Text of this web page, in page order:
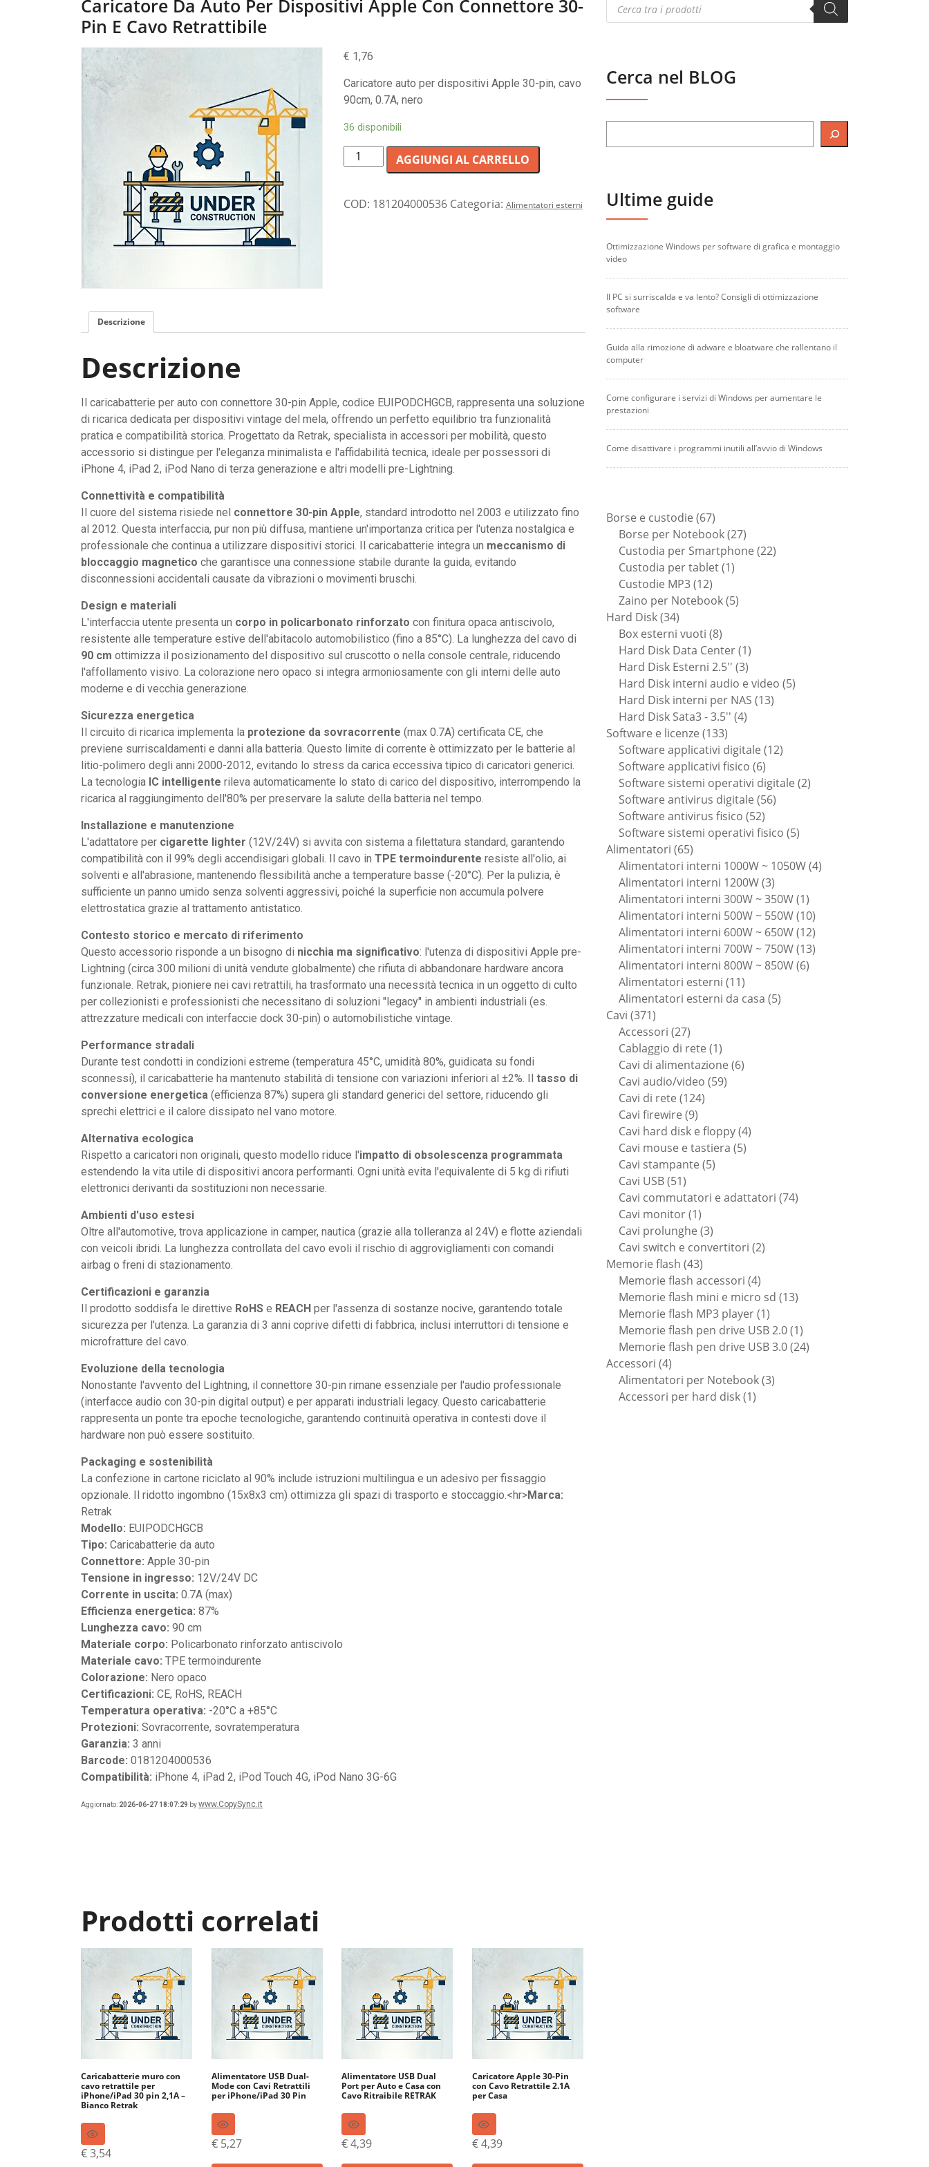
Caricatore Da Auto Per Dispositivi Apple Con Connettore 30-
Pin E Cavo Retrattibile
€ 1,76
Caricatore auto per dispositivi Apple 30-pin, cavo
90cm, 0.7A, nero
36 disponibili
Caricatore
da
per
cavo
AGGIUNGI AL CARRELLO
COD: 181204000536 Categoria: Alimentatori esterni
Descrizione
Descrizione
Il caricabatterie per auto con connettore 30-pin Apple, codice EUIPODCHGCB, rappresenta una soluzione
di ricarica dedicata per dispositivi vintage del mela, offrendo un perfetto equilibrio tra funzionalità
pratica e compatibilità storica. Progettato da Retrak, specialista in accessori per mobilità, questo
accessorio si distingue per l'eleganza minimalista e l'affidabilità tecnica, ideale per possessori di
iPhone 4, iPad 2, iPod Nano di terza generazione e altri modelli pre-Lightning.
Connettività e compatibilità
Il cuore del sistema risiede nel connettore 30-pin Apple, standard introdotto nel 2003 e utilizzato fino
al 2012. Questa interfaccia, pur non più diffusa, mantiene un'importanza critica per l'utenza nostalgica e
professionale che continua a utilizzare dispositivi storici. Il caricabatterie integra un meccanismo di
bloccaggio magnetico che garantisce una connessione stabile durante la guida, evitando
disconnessioni accidentali causate da vibrazioni o movimenti bruschi.
Design e materiali
L'interfaccia utente presenta un corpo in policarbonato rinforzato con finitura opaca antiscivolo,
resistente alle temperature estive dell'abitacolo automobilistico (fino a 85°C). La lunghezza del cavo di
90 cm ottimizza il posizionamento del dispositivo sul cruscotto o nella console centrale, riducendo
l'affollamento visivo. La colorazione nero opaco si integra armoniosamente con gli interni delle auto
moderne e di vecchia generazione.
Sicurezza energetica
Il circuito di ricarica implementa la protezione da sovracorrente (max 0.7A) certificata CE, che
previene surriscaldamenti e danni alla batteria. Questo limite di corrente è ottimizzato per le batterie al
litio-polimero degli anni 2000-2012, evitando lo stress da carica eccessiva tipico di caricatori generici.
La tecnologia IC intelligente rileva automaticamente lo stato di carico del dispositivo, interrompendo la
ricarica al raggiungimento dell'80% per preservare la salute della batteria nel tempo.
Installazione e manutenzione
L'adattatore per cigarette lighter (12V/24V) si avvita con sistema a filettatura standard, garantendo
compatibilità con il 99% degli accendisigari globali. Il cavo in TPE termoindurente resiste all'olio, ai
solventi e all'abrasione, mantenendo flessibilità anche a temperature basse (-20°C). Per la pulizia, è
sufficiente un panno umido senza solventi aggressivi, poiché la superficie non accumula polvere
elettrostatica grazie al trattamento antistatico.
Contesto storico e mercato di riferimento
Questo accessorio risponde a un bisogno di nicchia ma significativo: l'utenza di dispositivi Apple pre-
Lightning (circa 300 milioni di unità vendute globalmente) che rifiuta di abbandonare hardware ancora
funzionale. Retrak, pioniere nei cavi retrattili, ha trasformato una necessità tecnica in un oggetto di culto
per collezionisti e professionisti che necessitano di soluzioni "legacy" in ambienti industriali (es.
attrezzature medicali con interfaccie dock 30-pin) o automobilistiche vintage.
Performance stradali
Durante test condotti in condizioni estreme (temperatura 45°C, umidità 80%, guidicata su fondi
sconnessi), il caricabatterie ha mantenuto stabilità di tensione con variazioni inferiori al ±2%. Il tasso di
conversione energetica (efficienza 87%) supera gli standard generici del settore, riducendo gli
sprechi elettrici e il calore dissipato nel vano motore.
Alternativa ecologica
Rispetto a caricatori non originali, questo modello riduce l'impatto di obsolescenza programmata
estendendo la vita utile di dispositivi ancora performanti. Ogni unità evita l'equivalente di 5 kg di rifiuti
elettronici derivanti da sostituzioni non necessarie.
Ambienti d'uso estesi
Oltre all'automotive, trova applicazione in camper, nautica (grazie alla tolleranza al 24V) e flotte aziendali
con veicoli ibridi. La lunghezza controllata del cavo evoli il rischio di aggrovigliamenti con comandi
airbag o freni di stazionamento.
Certificazioni e garanzia
Il prodotto soddisfa le direttive RoHS e REACH per l'assenza di sostanze nocive, garantendo totale
sicurezza per l'utenza. La garanzia di 3 anni coprive difetti di fabbrica, inclusi interruttori di tensione e
microfratture del cavo.
Evoluzione della tecnologia
Nonostante l'avvento del Lightning, il connettore 30-pin rimane essenziale per l'audio professionale
(interfacce audio con 30-pin digital output) e per apparati industriali legacy. Questo caricabatterie
rappresenta un ponte tra epoche tecnologiche, garantendo continuità operativa in contesti dove il
hardware non può essere sostituito.
Packaging e sostenibilità
La confezione in cartone riciclato al 90% include istruzioni multilingua e un adesivo per fissaggio
opzionale. Il ridotto ingombno (15x8x3 cm) ottimizza gli spazi di trasporto e stoccaggio.<hr>Marca:
Retrak
Modello: EUIPODCHGCB
Tipo: Caricabatterie da auto
Connettore: Apple 30-pin
Tensione in ingresso: 12V/24V DC
Corrente in uscita: 0.7A (max)
Efficienza energetica: 87%
Lunghezza cavo: 90 cm
Materiale corpo: Policarbonato rinforzato antiscivolo
Materiale cavo: TPE termoindurente
Colorazione: Nero opaco
Certificazioni: CE, RoHS, REACH
Temperatura operativa: -20°C a +85°C
Protezioni: Sovracorrente, sovratemperatura
Garanzia: 3 anni
Barcode: 0181204000536
Compatibilità: iPhone 4, iPad 2, iPod Touch 4G, iPod Nano 3G-6G
Aggiornato: 2026-06-27 18:07:29 bywww.CopySync.it
Prodotti correlati
Caricabatterie muro con
cavo retrattile per
iPhone/iPad 30 pin 2,1A –
Bianco Retrak
€3,54
Alimentatore USB Dual-
Mode con Cavi Retrattili
per iPhone/iPad 30 Pin
€5,27
Alimentatore USB Dual
Port per Auto e Casa con
Cavo Ritraibile RETRAK
€4,39
Caricatore Apple 30-Pin
con Cavo Retrattile 2.1A
per Casa
€4,39
search
Cerca nel BLOG
Ultime guide
Ottimizzazione Windows per software di grafica e montaggio
video
Il PC si surriscalda e va lento? Consigli di ottimizzazione
software
Guida alla rimozione di adware e bloatware che rallentano il
computer
Come configurare i servizi di Windows per aumentare le
prestazioni
Come disattivare i programmi inutili all’avvio di Windows
Borse e custodie 6767
prodotti
Borse per Notebook 2727
prodotti
Custodia per Smartphone 2222
Custodia per tablet 11
Custodie MP3 1212
prodotti
Zaino per Notebook 55
Hard Disk 3434
prodotti
Box esterni vuoti 88
prodotti
Hard Disk Data Center 11
prodotto
Hard Disk Esterni 2.5'' 33
prodotti
Hard Disk interni audio e video 55
Hard Disk interni per NAS 1313
Hard Disk Sata3 - 3.5'' 44
Software e licenze 133133
prodotti
Software applicativi digitale 1212
Software applicativi fisico 66
prodotti
Software sistemi operativi digitale 22
Software antivirus digitale 5656
Software antivirus fisico 5252
prodotti
Software sistemi operativi fisico 55
Alimentatori 6565
prodotti
Alimentatori interni 1000W ~ 1050W 44
Alimentatori interni 1200W 33
prodotti
Alimentatori interni 300W ~ 350W 11
prodotto
Alimentatori interni 500W ~ 550W 1010
prodotti
Alimentatori interni 600W ~ 650W 1212
prodotti
Alimentatori interni 700W ~ 750W 1313
Alimentatori interni 800W ~ 850W 66
Alimentatori esterni 1111
prodotti
Alimentatori esterni da casa 55
Cavi 371371
prodotti
Accessori 2727
prodotti
Cablaggio di rete 11
prodotto
Cavi di alimentazione 66
Cavi audio/video 5959
Cavi di rete 124124
Cavi firewire 99
prodotti
Cavi hard disk e floppy 44
Cavi mouse e tastiera 55
Cavi stampante 55
Cavi USB 5151
prodotti
Cavi commutatori e adattatori 7474
Cavi monitor 11
prodotto
Cavi prolunghe 33
prodotti
Cavi switch e convertitori 22
Memorie flash 4343
prodotti
Memorie flash accessori 44
prodotti
Memorie flash mini e micro sd 1313
Memorie flash MP3 player 11
prodotto
Memorie flash pen drive USB 2.0 11
prodotto
Memorie flash pen drive USB 3.0 2424
Accessori 44
prodotti
Alimentatori per Notebook 33
Accessori per hard disk 11